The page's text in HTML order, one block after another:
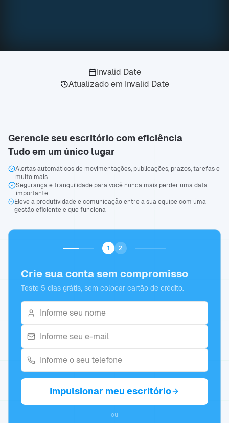
Invalid Date
Atualizado em Invalid Date
Gerencie seu escritório com eficiência
Tudo em um único lugar
Alertas automáticos de movimentações, publicações, prazos, tarefas e
muito mais
Segurança e tranquilidade para você nunca mais perder uma data
importante
Eleve a produtividade e comunicação entre a sua equipe com uma
gestão eficiente e que funciona
1 2
Crie sua conta sem compromisso
Teste 5 dias grátis, sem colocar cartão de crédito.
Impulsionar meu escritório
ou